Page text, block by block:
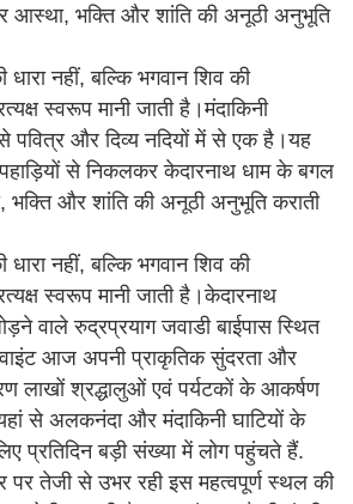
भक्ति और शांति की अनूठी अनुभूति
नहीं, बल्कि भगवान शिव की
स्वरूप मानी जाती है।मंदाकिनी
पवित्र और दिव्य नदियों में से एक है।यह
से निकलकर केदारनाथ धाम के बगल
और शांति की अनूठी अनुभूति कराती
नहीं, बल्कि भगवान शिव की
स्वरूप मानी जाती है।केदारनाथ
वाले रुद्रप्रयाग जवाडी बाईपास स्थित
प्वाइंट आज अपनी प्राकृतिक सुंदरता और
लाखों श्रद्धालुओं एवं पर्यटकों के आकर्षण
से अलकनंदा और मंदाकिनी घाटियों के
प्रतिदिन बड़ी संख्या में लोग पहुंचते हैं.
पर तेजी से उभर रही इस महत्वपूर्ण स्थल की